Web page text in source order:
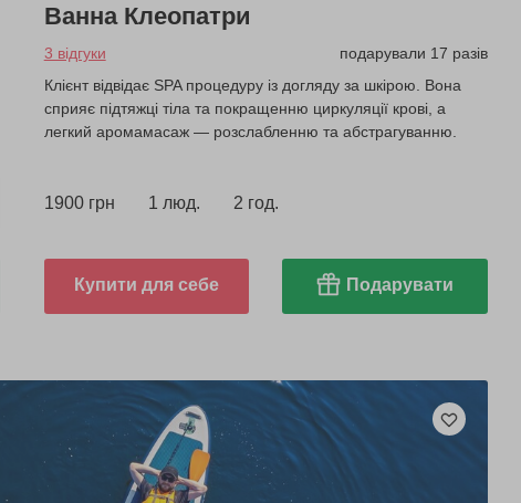
Ванна Клеопатри
3 відгуки
подарували 17 разів
Клієнт відвідає SPA процедуру із догляду за шкірою. Вона
сприяє підтяжці тіла та покращенню циркуляції крові, а
легкий аромамасаж — розслабленню та абстрагуванню.
1900 грн 1 люд. 2 год.
Купити для себе Подарувати